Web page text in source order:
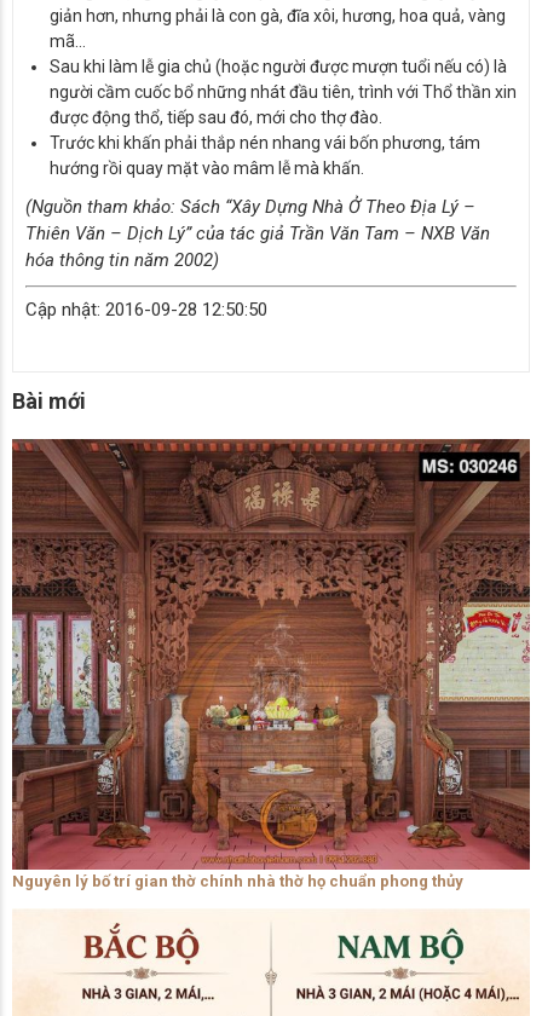
giản hơn, nhưng phải là con gà, đĩa xôi, hương, hoa quả, vàng
mã…
Sau khi làm lễ gia chủ (hoặc người được mượn tuổi nếu có) là
người cầm cuốc bổ những nhát đầu tiên, trình với Thổ thần xin
được động thổ, tiếp sau đó, mới cho thợ đào.
Trước khi khấn phải thắp nén nhang vái bốn phương, tám
hướng rồi quay mặt vào mâm lễ mà khấn.
(Nguồn tham khảo: Sách “Xây Dựng Nhà Ở Theo Địa Lý –
Thiên Văn – Dịch Lý” của tác giả Trần Văn Tam – NXB Văn
hóa thông tin năm 2002)
Cập nhật: 2016-09-28 12:50:50
Bài mới
Nguyên lý bố trí gian thờ chính nhà thờ họ chuẩn phong thủy